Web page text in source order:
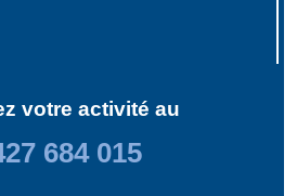
votre activité au
684 015